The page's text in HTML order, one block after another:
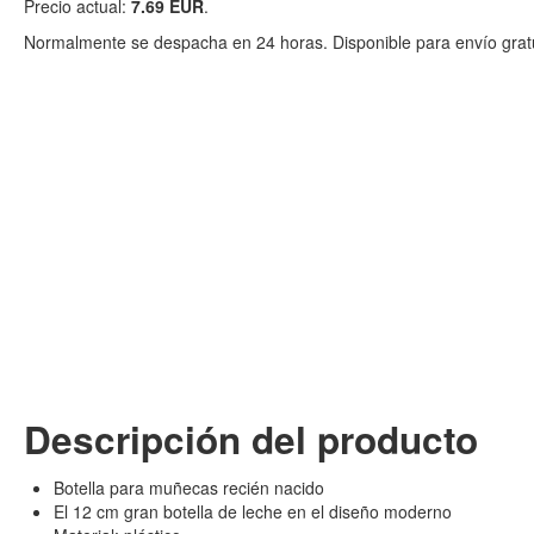
Precio actual: 7.69 EUR.
Normalmente se despacha en 24 horas. Disponible para envío
Descripción del producto
Botella para muñecas recién nacido
El 12 cm gran botella de leche en el diseño moderno